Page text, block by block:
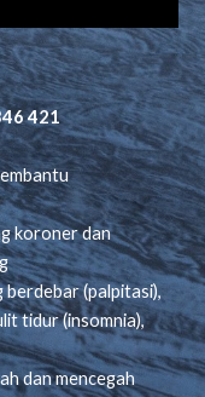
421
koroner dan
berdebar (palpitasi),
tidur (insomnia),
dan mencegah